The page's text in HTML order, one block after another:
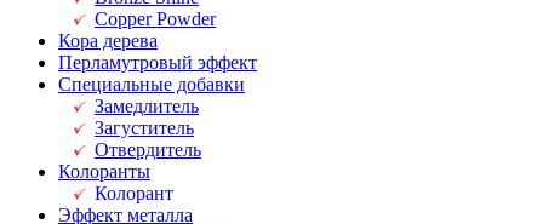
Copper Powder
Кора дерева
Перламутровый эффект
Специальные добавки
Замедлитель
Загуститель
Отвердитель
Колоранты
Колорант
Эффект металла